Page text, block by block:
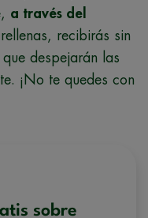
a través del
recibirás sin
despejarán las
¡No te quedes con
sobre